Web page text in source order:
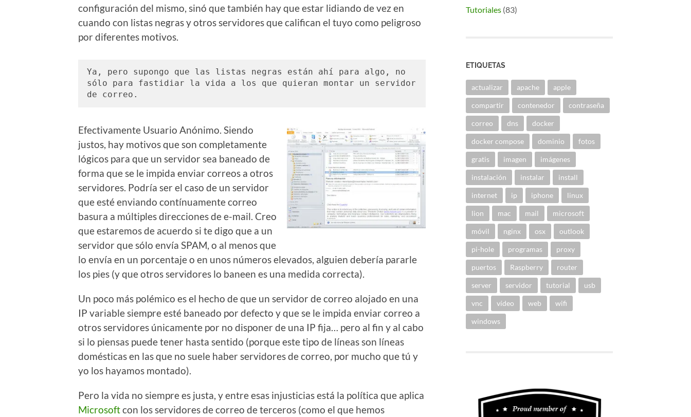
configuración del mismo, sinó que también hay que estar lidiando de vez en
cuando con listas negras y otros servidores que califican el tuyo como peligroso
por diferentes motivos.
Ya, pero supongo que las listas negras están ahí para algo, no
sólo para fastidiar la vida a los que quieran montar un servidor
de correo.
Efectivamente Usuario Anónimo. Siendo
justos, hay motivos que son completamente
lógicos para que un servidor sea baneado de
forma que se le impida enviar correos a otros
servidores. Podría ser el caso de un servidor
que esté enviando contínuamente correo
basura a múltiples direcciones de e-mail. Creo
que estaremos de acuerdo si te digo que a un
servidor que sólo envía SPAM, o al menos que
lo envía en un porcentaje o en unos números elevados, alguien debería pararle
los pies (y que otros servidores lo baneen es una medida correcta).
Un poco más polémico es el hecho de que un servidor de correo alojado en una
IP variable siempre esté baneado por defecto y que se le impida enviar correo a
otros servidores únicamente por no disponer de una IP fija… pero al fin y al cabo
si lo piensas puede tener hasta sentido (porque este tipo de líneas son líneas
domésticas en las que no suele haber servidores de correo, por mucho que tú y
yo los hayamos montado).
Pero la vida no siempre es justa, y entre esas injusticias está la política que aplica
Microsoftcon los servidores de correo de terceros (como el que hemos
Tutoriales (83)
ETIQUETAS
actualizar apache apple
compartir contenedor contraseña
correo dns docker
docker compose dominio fotos
gratis imagen imágenes
instalación instalar install
internet ip iphone linux
lion mac mail microsoft
móvil nginx osx outlook
pi-hole programas proxy
puertos Raspberry router
server servidor tutorial usb
vnc vídeo web wifi
windows